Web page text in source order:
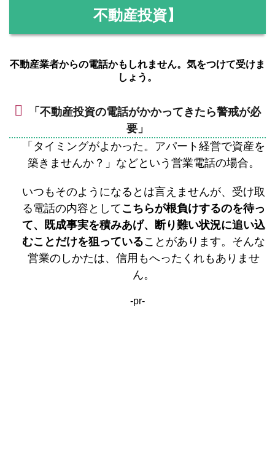
不動産投資】
不動産業者からの電話かもしれません。気をつけて受けま
しょう。
「不動産投資の電話がかかってきたら警戒が必
要」
「タイミングがよかった。アパート経営で資産を
築きませんか？」などという営業電話の場合。
いつもそのようになるとは言えませんが、受け取
る電話の内容として こちらが根負けするのを待っ
て、既成事実を積みあげ、断り難い状況に追い込
むことだけを狙っていることがあります。そんな
営業のしかたは、信用もへったくれもありませ
ん。
-pr-